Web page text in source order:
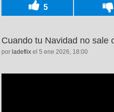
5
Cuando tu Navidad no sale
por ladeflix el 5 ene 2026, 18:00